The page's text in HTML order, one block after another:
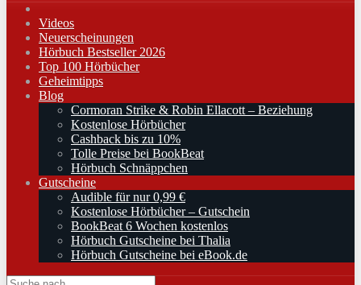
Videos
Neuerscheinungen
Hörbuch Bestseller 2026
Top 100 Hörbücher
Geheimtipps
Blog
Cormoran Strike & Robin Ellacott – Beziehung
Kostenlose Hörbücher
Cashback bis zu 10%
Tolle Preise bei BookBeat
Hörbuch Schnäppchen
Gutscheine
Audible für nur 0,99 €
Kostenlose Hörbücher – Gutschein
BookBeat 6 Wochen kostenlos
Hörbuch Gutscheine bei Thalia
Hörbuch Gutscheine bei eBook.de